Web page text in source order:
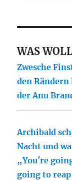
WAS
Zwesche
den
der Anu
Archibald
Nacht und
„You′re
going to